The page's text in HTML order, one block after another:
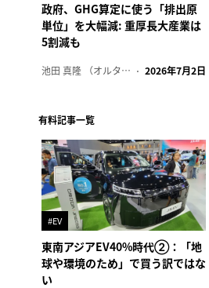
政府、GHG算定に使う「排出原
単位」を大幅減: 重厚長大産業は
5割減も
池田 真隆 （オルタナ輪番編集長） 2026年7月2日
有料記事一覧
#EV
東南アジアEV40%時代②：「地
球や環境のため」で買う訳ではな
い